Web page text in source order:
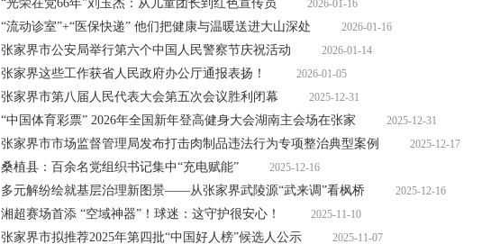
“光荣在党66年”刘玉杰：从儿童团长到红色宣传员 2026-01-16
“流动诊室”+“医保快递” 他们把健康与温暖送进大山深处 2026-01-16
张家界市公安局举行第六个中国人民警察节庆祝活动 2026-01-14
张家界这些工作获省人民政府办公厅通报表扬！ 2026-01-05
张家界市第八届人民代表大会第五次会议胜利闭幕 2025-12-31
“中国体育彩票” 2026年全国新年登高健身大会湖南主会场在张家 2025-12-31
张家界市市场监督管理局发布打击肉制品违法行为专项整治典型案例 2025-12-17
桑植县：百余名党组织书记集中“充电赋能” 2025-12-16
多元解纷绘就基层治理新图景——从张家界武陵源“武来调”看枫桥 2025-12-16
湘超赛场首添 “空域神器”！球迷：这守护很安心！ 2025-11-10
张家界市拟推荐2025年第四批“中国好人榜”候选人公示 2025-11-07